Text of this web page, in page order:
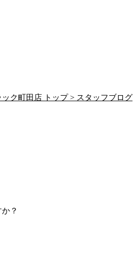
ク町田店 トップ > スタッフブログ
？